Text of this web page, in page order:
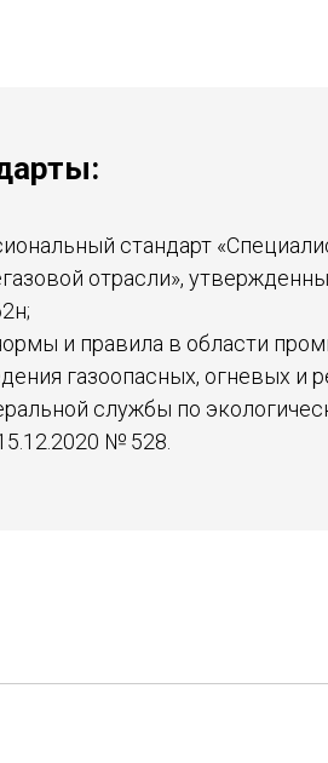
стандарт
отрасли»,
и правила в области
газоопасных, огневых и
службы по
№ 528.